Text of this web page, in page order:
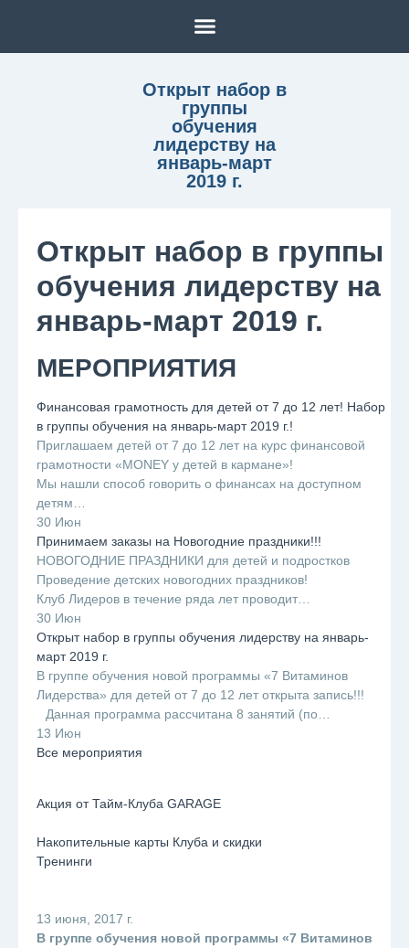
Открыт набор в
группы
обучения
лидерству на
январь-март
2019 г.
Открыт набор в группы
обучения лидерству на
январь-март 2019 г.
МЕРОПРИЯТИЯ
Финансовая грамотность для детей от 7 до 12 лет! Набор
в группы обучения на январь-март 2019 г.!
Приглашаем детей от 7 до 12 лет на курс финансовой
грамотности «MONEY у детей в кармане»!
Мы нашли способ говорить о финансах на доступном
детям…
30 Июн
Принимаем заказы на Новогодние праздники!!!
НОВОГОДНИЕ ПРАЗДНИКИ для детей и подростков
Проведение детских новогодних праздников!
Клуб Лидеров в течение ряда лет проводит…
30 Июн
Открыт набор в группы обучения лидерству на январь-
март 2019 г.
В группе обучения новой программы «7 Витаминов
Лидерства» для детей от 7 до 12 лет открыта запись!!!
⠀Данная программа рассчитана 8 занятий (по…
13 Июн
Все мероприятия
Акция от Тайм-Клуба GARAGE
Накопительные карты Клуба и скидки
Тренинги
13 июня, 2017 г.
В группе обучения новой программы «7 Витаминов